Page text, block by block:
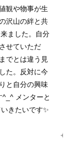
観や物事が生
沢山の絆と共
ました。自分
せていただ
でとは違う見
た。反対に今
と自分の興味
メンターと
きたいです✨